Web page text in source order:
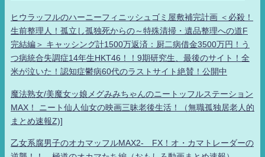
ヒウラッフルのハーニーフィニッシュゴミ屋敷補完計画 ＜必殺！
生前整理人！孤立し孤独死からの～特殊清掃・遺品整理への道F
完結編＞ キャッシング計1500万返済：厨二病借金3500万円！う
つ病統合失調症14年生HKT46！！9期研究生、最後のサイト！全
米が泣いた！認知症鬱病60代のラストサイト絶賛！公開中
魔法熟女/美魔女ッ娘メグみみちゃんのニートッフルステーション
MAX！ ニート仙人仙女の映画三昧老後生活！（無職孤独居老人的
まとめ速報Z)]
乙女系腐男子のオカマッフルMAX2- FX！オ・カマトレーダーの